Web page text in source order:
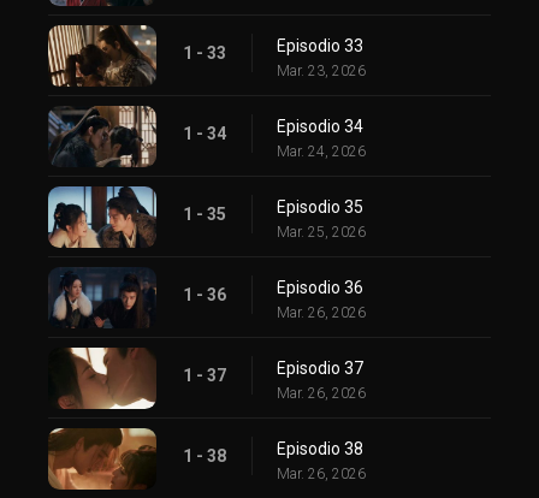
1 - 33 Episodio 33
Mar. 23, 2026
1 - 34 Episodio 34
Mar. 24, 2026
1 - 35 Episodio 35
Mar. 25, 2026
1 - 36 Episodio 36
Mar. 26, 2026
1 - 37 Episodio 37
Mar. 26, 2026
1 - 38 Episodio 38
Mar. 26, 2026